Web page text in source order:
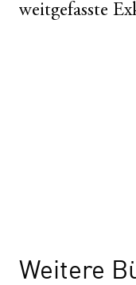
weitgefasste
Weitere